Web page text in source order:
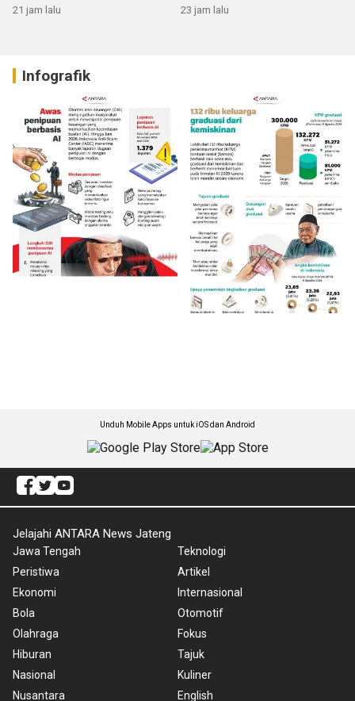
21 jam lalu 23 jam lalu
Infografik
Unduh Mobile Apps untuk iOS dan Android
Jelajahi ANTARA News Jateng
Jawa Tengah
Peristiwa
Ekonomi
Bola
Olahraga
Hiburan
Nasional
Nusantara
Teknologi
Artikel
Internasional
Otomotif
Fokus
Tajuk
Kuliner
English